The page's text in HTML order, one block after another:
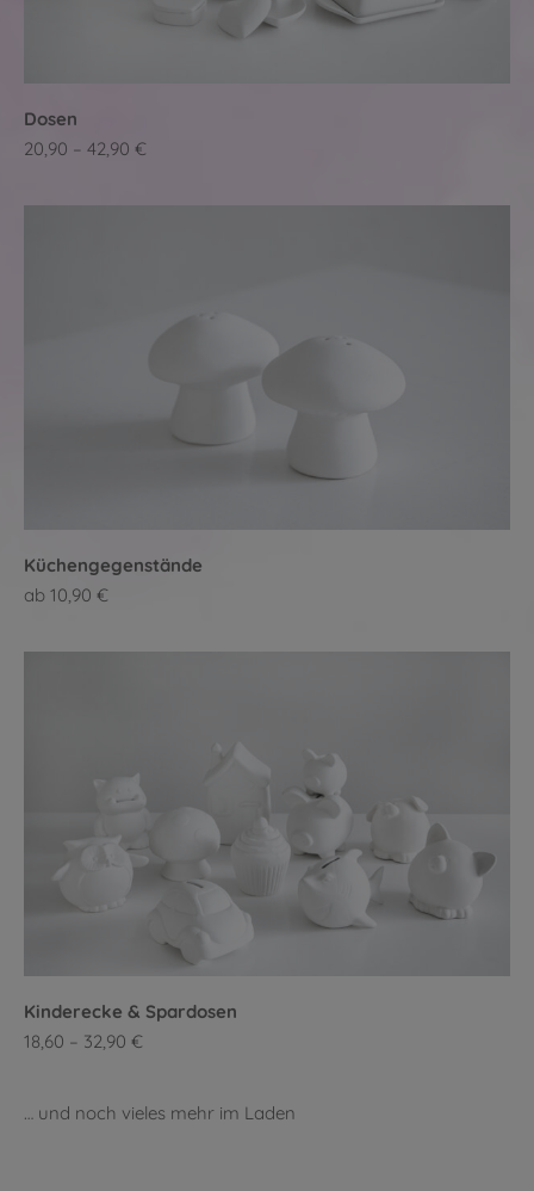
Dosen
20,90 – 42,90 €
Küchengegenstände
ab 10,90 €
Kinderecke & Spardosen
18,60 – 32,90 €
… und noch vieles mehr im Laden